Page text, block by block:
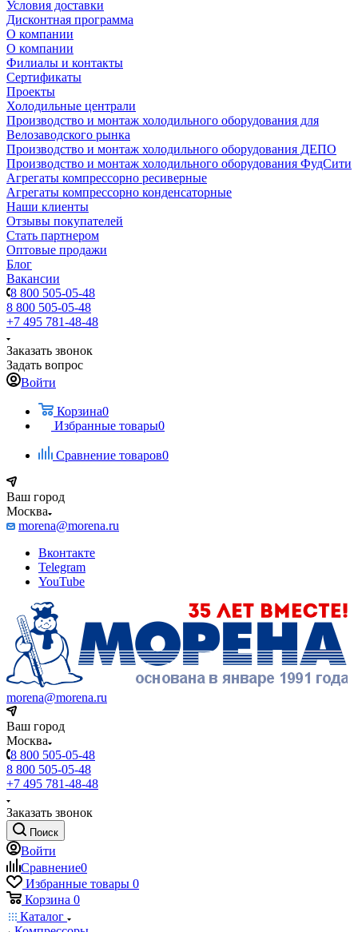
Условия доставки
Дисконтная программа
О компании
О компании
Филиалы и контакты
Сертификаты
Проекты
Холодильные централи
Производство и монтаж холодильного оборудования для
Велозаводского рынка
Производство и монтаж холодильного оборудования ДЕПО
Производство и монтаж холодильного оборудования ФудСити
Агрегаты компрессорно ресиверные
Агрегаты компрессорно конденсаторные
Наши клиенты
Отзывы покупателей
Стать партнером
Оптовые продажи
Блог
Вакансии
8 800 505-05-48
8 800 505-05-48
+7 495 781-48-48
Заказать звонок
Задать вопрос
Войти
Корзина0
Избранные товары0
Сравнение товаров0
Ваш город
Москва
morena@morena.ru
Вконтакте
Telegram
YouTube
morena@morena.ru
Ваш город
Москва
8 800 505-05-48
8 800 505-05-48
+7 495 781-48-48
Заказать звонок
Поиск
Войти
Сравнение0
Избранные товары 0
Корзина 0
Каталог